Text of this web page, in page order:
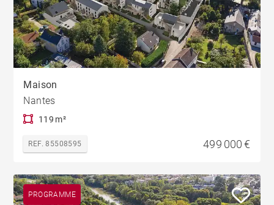
Maison
Nantes
119 m²
REF. 85508595 499 000 €
PROGRAMME